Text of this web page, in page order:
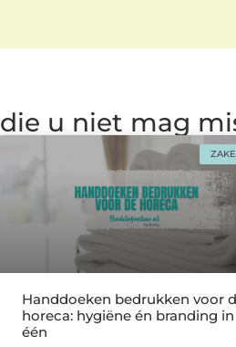
die u niet mag
Handdoeken bedrukken voor
horeca: hygiëne én branding in
één